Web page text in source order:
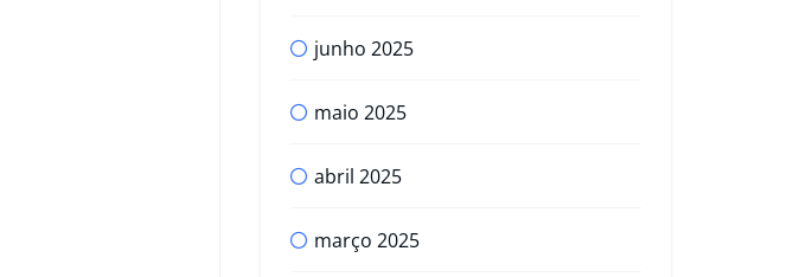
junho 2025
maio 2025
abril 2025
março 2025